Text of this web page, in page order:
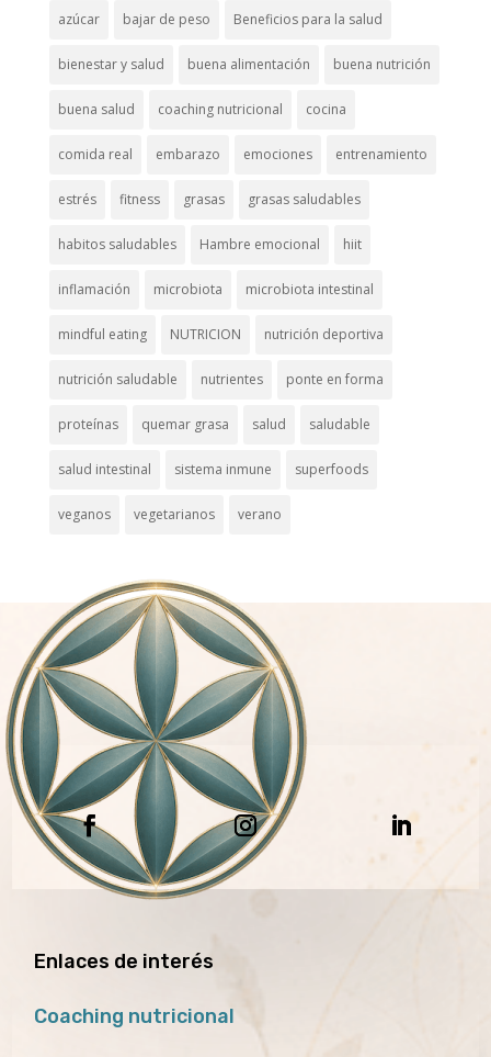
azúcar bajar de peso Beneficios para la salud
bienestar y salud buena alimentación buena nutrición
buena salud coaching nutricional cocina
comida real embarazo emociones entrenamiento
estrés fitness grasas grasas saludables
habitos saludables Hambre emocional hiit
inflamación microbiota microbiota intestinal
mindful eating NUTRICION nutrición deportiva
nutrición saludable nutrientes ponte en forma
proteínas quemar grasa salud saludable
salud intestinal sistema inmune superfoods
veganos vegetarianos verano
Enlaces de interés
Coaching nutricional